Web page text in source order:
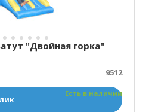
"Двойная горка"
9512
Есть в наличии